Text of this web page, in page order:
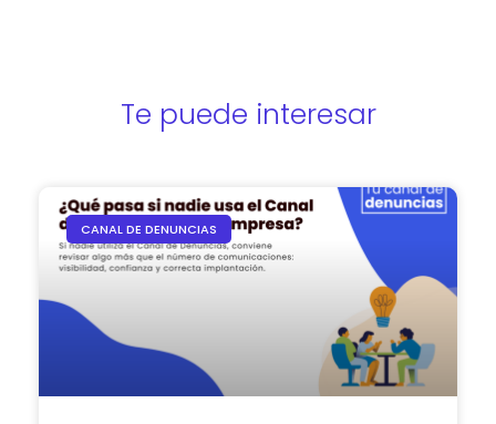
Te puede interesar
CANAL DE DENUNCIAS